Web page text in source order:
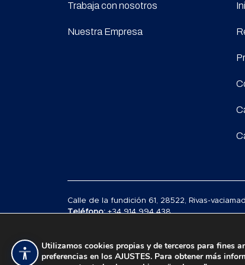
Trabaja con nosotros
Nuestra Empresa
Calle de la fundición 61, 28522, Rivas-
Teléfono: +34 914 994 438
Accesibilidad
Utilizamos cookies propias y de terceros para fines
preferencias en los AJUSTES. Para obtener más